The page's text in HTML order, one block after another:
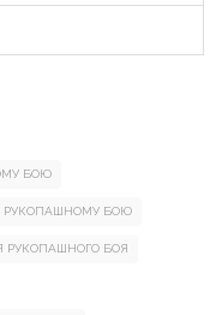
БОЮ
РУКОПАШНОМУ БОЮ
РУКОПАШНОГО БОЯ